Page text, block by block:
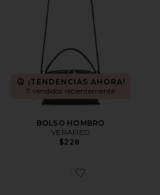
¡TENDENCIAS AHORA!
7 vendidos recientemente
BOLSO HOMBRO
VERAFIED
$228
Favorite BOLSO TOTE